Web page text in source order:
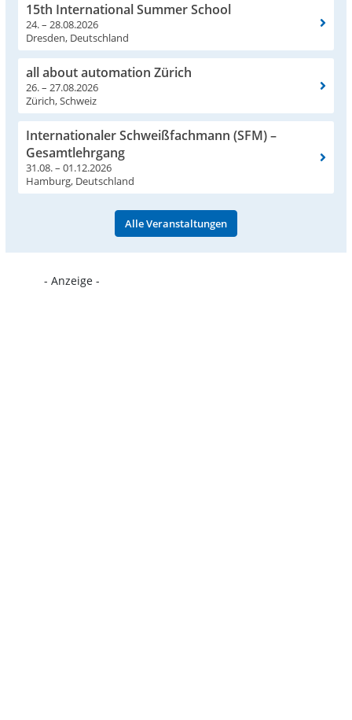
15th International Summer School
24. – 28.08.2026
Dresden, Deutschland
all about automation Zürich
26. – 27.08.2026
Zürich, Schweiz
Internationaler Schweißfachmann (SFM) –
Gesamtlehrgang
31.08. – 01.12.2026
Hamburg, Deutschland
Alle Veranstaltungen
- Anzeige -